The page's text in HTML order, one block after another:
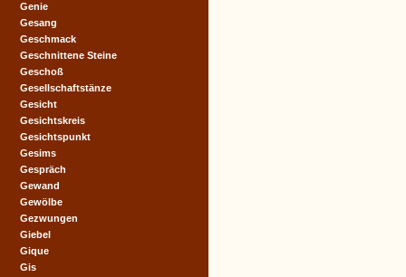
Genie
Gesang
Geschmack
Geschnittene Steine
Geschoß
Gesellschaftstänze
Gesicht
Gesichtskreis
Gesichtspunkt
Gesims
Gespräch
Gewand
Gewölbe
Gezwungen
Giebel
Gique
Gis